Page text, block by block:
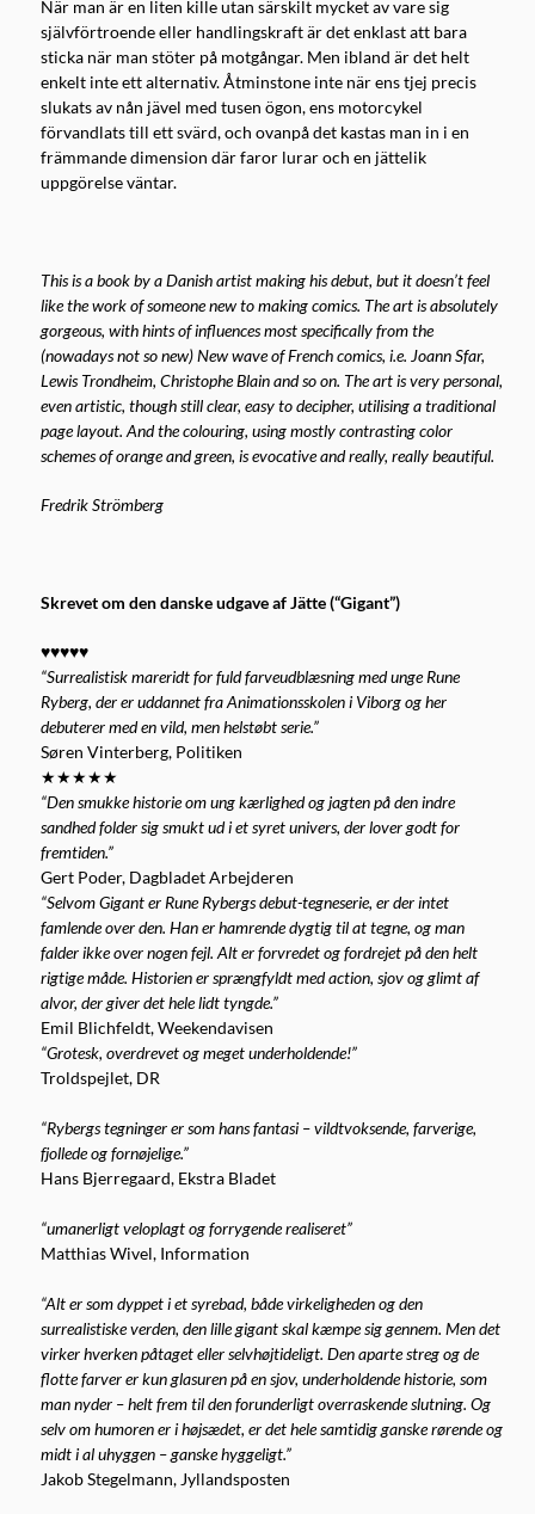
När man är en liten kille utan särskilt mycket av vare sig
självförtroende eller handlingskraft är det enklast att bara
sticka när man stöter på motgångar. Men ibland är det helt
enkelt inte ett alternativ. Åtminstone inte när ens tjej precis
slukats av nån jävel med tusen ögon, ens motorcykel
förvandlats till ett svärd, och ovanpå det kastas man in i en
främmande dimension där faror lurar och en jättelik
uppgörelse väntar.
This is a book by a Danish artist making his debut, but it doesn’t feel
like the work of someone new to making comics. The art is absolutely
gorgeous, with hints of influences most specifically from the
(nowadays not so new) New wave of French comics, i.e. Joann Sfar,
Lewis Trondheim, Christophe Blain and so on. The art is very personal,
even artistic, though still clear, easy to decipher, utilising a traditional
page layout. And the colouring, using mostly contrasting color
schemes of orange and green, is evocative and really, really beautiful.
Fredrik Strömberg
Skrevet om den danske udgave af Jätte (“Gigant”)
♥♥♥♥♥
“Surrealistisk mareridt for fuld farveudblæsning med unge Rune
Ryberg, der er uddannet fra Animationsskolen i Viborg og her
debuterer med en vild, men helstøbt serie.”
Søren Vinterberg, Politiken
★★★★★
“Den smukke historie om ung kærlighed og jagten på den indre
sandhed folder sig smukt ud i et syret univers, der lover godt for
fremtiden.”
Gert Poder, Dagbladet Arbejderen
“Selvom Gigant er Rune Rybergs debut-tegneserie, er der intet
famlende over den. Han er hamrende dygtig til at tegne, og man
falder ikke over nogen fejl. Alt er forvredet og fordrejet på den helt
rigtige måde. Historien er sprængfyldt med action, sjov og glimt af
alvor, der giver det hele lidt tyngde.”
Emil Blichfeldt, Weekendavisen
“Grotesk, overdrevet og meget underholdende!”
Troldspejlet, DR
“Rybergs tegninger er som hans fantasi – vildtvoksende, farverige,
fjollede og fornøjelige.”
Hans Bjerregaard, Ekstra Bladet
“umanerligt veloplagt og forrygende realiseret”
Matthias Wivel, Information
“Alt er som dyppet i et syrebad, både virkeligheden og den
surrealistiske verden, den lille gigant skal kæmpe sig gennem. Men det
virker hverken påtaget eller selvhøjtideligt. Den aparte streg og de
flotte farver er kun glasuren på en sjov, underholdende historie, som
man nyder – helt frem til den forunderligt overraskende slutning. Og
selv om humoren er i højsædet, er det hele samtidig ganske rørende og
midt i al uhyggen – ganske hyggeligt.”
Jakob Stegelmann, Jyllandsposten